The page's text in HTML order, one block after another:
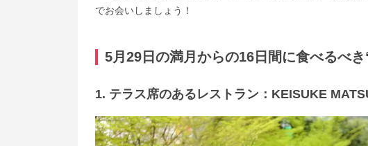
でお会いしましょう！
5月29日の満月からの16日間に食べるべき
1. テラス席のあるレストラン：KEISUKE